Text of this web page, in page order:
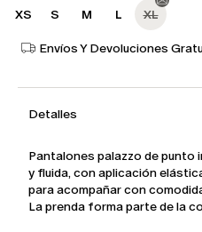
XS S M L XL
Envíos Y Devoluciones
Detalles
Pantalones palazzo de punto
y fluida, con aplicación
para acompañar con
La prenda forma parte de la